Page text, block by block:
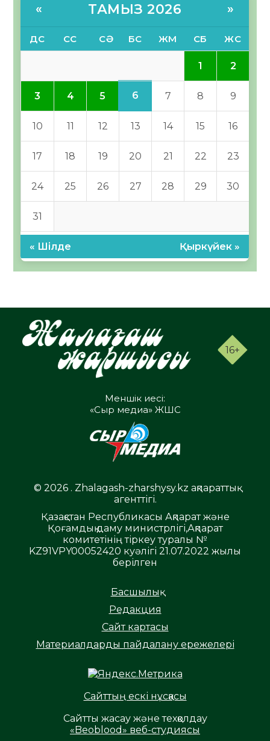
« ТАМЫЗ 2026 »
ДС СС СӘ БС ЖМ СБ ЖС
1 2
3 4 5 6 7 8 9
10 11 12 13 14 15 16
17 18 19 20 21 22 23
24 25 26 27 28 29 30
31
« Шілде Қыркүйек »
16+
Меншік иесі:
«Сыр медиа» ЖШС
© 2026 . Zhalagash-zharshysy.kz ақпараттық
агенттігі.
Қазақстан Республикасы Ақпарат және
Қоғамдық даму министрлігі,Ақпарат
комитетінің тіркеу туралы №
KZ91VPY00052420 куәлігі 21.07.2022 жылы
берілген
Басшылық
Редакция
Сайт картасы
Материалдарды пайдалану ережелері
Сайттың ескі нұсқасы
Сайтты жасау және техқолдау
«Beoblood» веб-студиясы